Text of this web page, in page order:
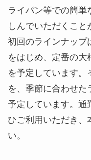
ライパン等での簡単
しんでいただくこと
初回のラインナップ
をはじめ、定番の
を予定しています。
を、季節に合わせた
予定しています。通
ひご利用いただき、
い。